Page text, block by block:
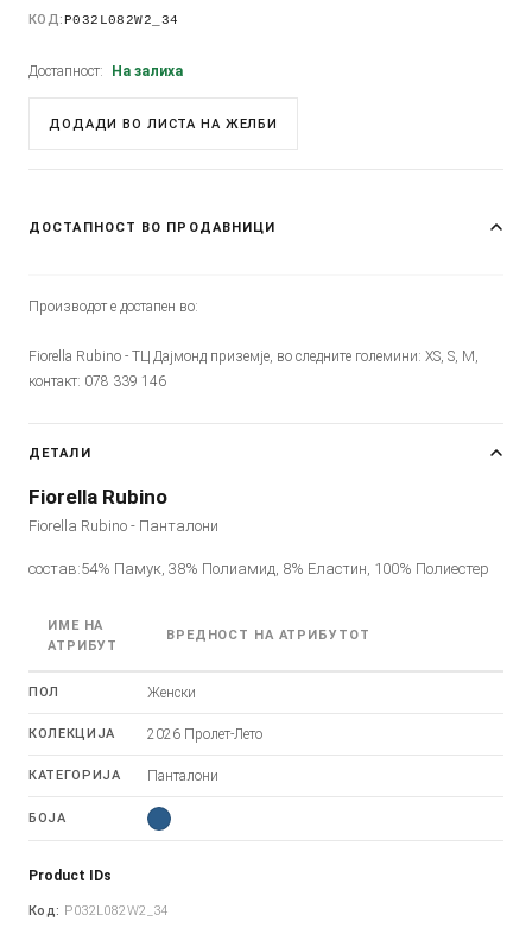
КОД: P032L082W2_34
Достапност: На залиха
ДОДАДИ ВО ЛИСТА НА ЖЕЛБИ
ДОСТАПНОСТ ВО ПРОДАВНИЦИ
Производот е достапен во:
Fiorella Rubino - ТЦ Дајмонд приземје, во следните големини: XS, S, M,
контакт: 078 339 146
ДЕТАЛИ
Fiorella Rubino
Fiorella Rubino - Панталони
состав:54% Памук, 38% Полиамид, 8% Еластин, 100% Полиестер
ИМЕ НА
АТРИБУТ
ВРЕДНОСТ НА АТРИБУТОТ
ПОЛ Женски
КОЛЕКЦИЈА 2026 Пролет-Лето
КАТЕГОРИЈА Панталони
БОЈА
Product IDs
Код: P032L082W2_34